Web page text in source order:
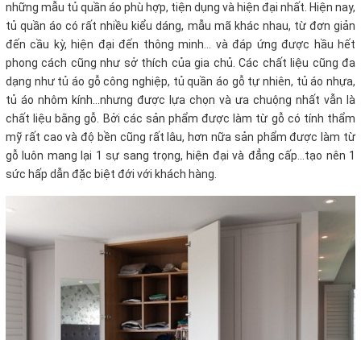
những mẫu tủ quần áo phù hợp, tiện dụng và hiện đại nhất. Hiện nay,
tủ quần áo có rất nhiều kiểu dáng, mẫu mã khác nhau, từ đơn giản
đến cầu kỳ, hiện đại đến thông minh... và đáp ứng được hầu hết
phong cách cũng như sở thích của gia chủ. Các chất liệu cũng đa
dạng như tủ áo gỗ công nghiệp, tủ quần áo gỗ tự nhiên, tủ áo nhựa,
tủ áo nhôm kính...nhưng được lựa chọn và ưa chuộng nhất vẫn là
chất liệu bằng gỗ. Bởi các sản phẩm được làm từ gỗ có tính thẩm
mỹ rất cao và độ bền cũng rất lâu, hơn nữa sản phẩm được làm từ
gỗ luôn mang lại 1 sự sang trọng, hiện đại và đẳng cấp...tạo nên 1
sức hấp dẫn đặc biệt đới với khách hàng.